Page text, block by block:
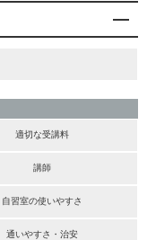
適切な受講料
講師
自習室の使いやすさ
通いやすさ・治安